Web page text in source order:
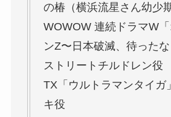
の椿（横浜流星さん幼少
WOWOW 連続ドラマW
ンZ〜日本破滅、待った
ストリートチルドレン役
TX「ウルトラマンタイガ
キ役